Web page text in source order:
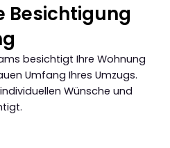
Besichtigung
besichtigt Ihre Wohnung
Umfang Ihres Umzugs.
Wünsche und